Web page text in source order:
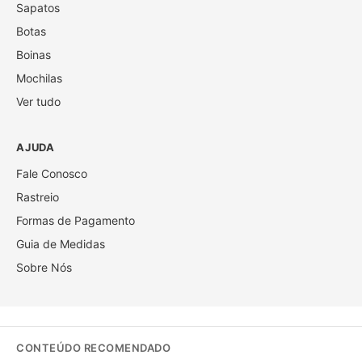
Sapatos
Botas
Boinas
Mochilas
Ver tudo
AJUDA
Fale Conosco
Rastreio
Formas de Pagamento
Guia de Medidas
Sobre Nós
CONTEÚDO RECOMENDADO